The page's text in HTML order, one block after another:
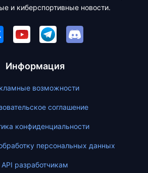
и киберспортивные новости.
Информация
возможности
соглашение
конфиденциальности
персональных данных
API разработчикам